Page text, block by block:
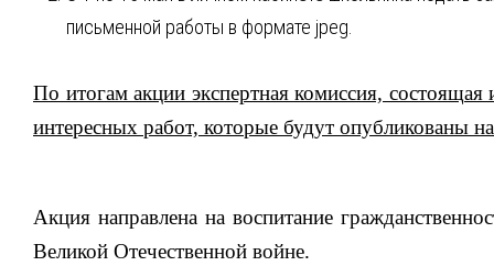
письменной работы в формате jpeg.
По итогам акции экспертная комиссия, состоящая
интересных работ, которые будут опубликованы
Акция направлена на воспитание
Великой Отечественной войне.